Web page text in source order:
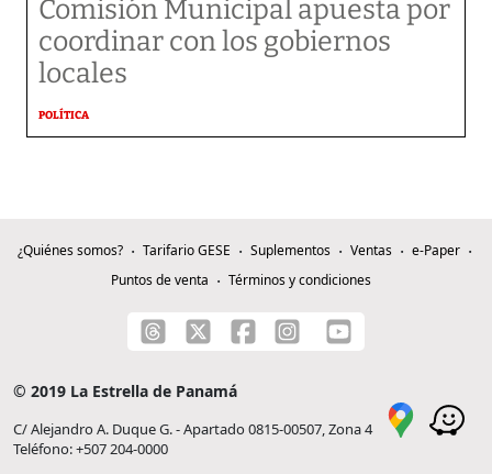
Comisión Municipal apuesta por
coordinar con los gobiernos
locales
POLÍTICA
¿Quiénes somos? Tarifario GESE Suplementos Ventas
e-Paper
Puntos de venta
Términos y condiciones
© 2019 La Estrella de Panamá
C/ Alejandro A. Duque G. - Apartado 0815-00507, Zona 4
Teléfono: +507 204-0000